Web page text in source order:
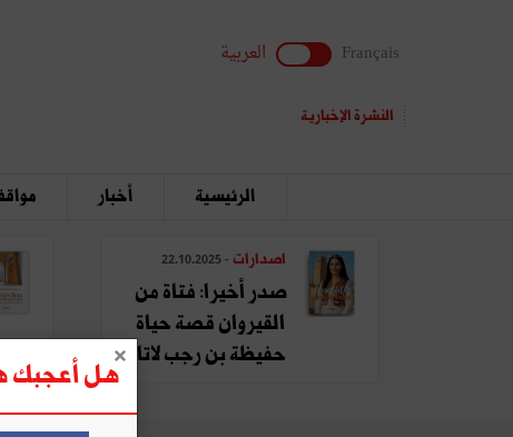
Français العربية
النشرة الإخبارية
الرئيسية أخبار
اصدارات - 22.10.2025
صدر أخيرا: فتاة من
القيروان قصة حياة
حفيظة بن رجب لاتا
هل أعجبك